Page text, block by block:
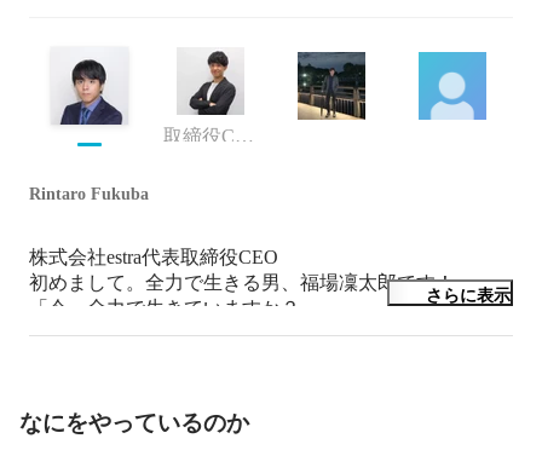
取締役COO
Rintaro Fukuba
株式会社estra代表取締役CEO
初めまして。全力で生きる男、福場凜太郎です！
「今、全力で生きていますか？」
そう聞かれたら100% 「はい」と答えられますか？
成長意欲の高い新たな仲間をお待ちしております！
さらに表示
なにをやっているのか